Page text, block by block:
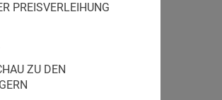
PREISVERLEIHUNG
ZU DEN